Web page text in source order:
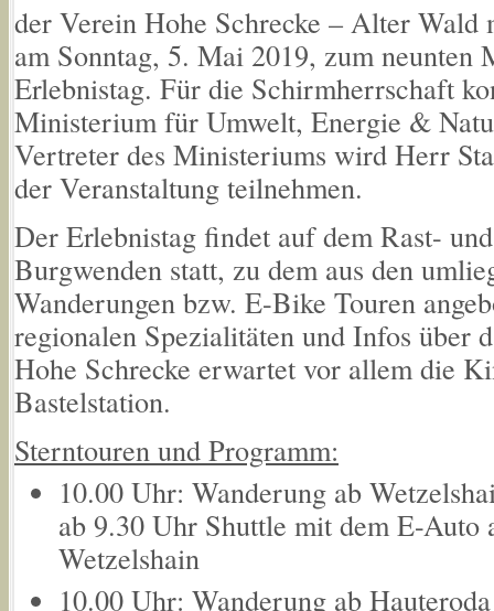
der Verein Hohe Schrecke – Alter
am Sonntag, 5. Mai 2019, zum neunten
Erlebnistag. Für die Schirmherrschaft
Ministerium für Umwelt, Energie &
Vertreter des Ministeriums wird Herr
der Veranstaltung teilnehmen.
Der Erlebnistag findet auf dem Rast-
Burgwenden statt, zu dem aus den
Wanderungen bzw. E-Bike Touren
regionalen Spezialitäten und Infos über
Hohe Schrecke erwartet vor allem die
Bastelstation.
Sterntouren und Programm:
10.00 Uhr: Wanderung ab
ab 9.30 Uhr Shuttle mit dem E-Auto
Wetzelshain
10.00 Uhr: Wanderung ab